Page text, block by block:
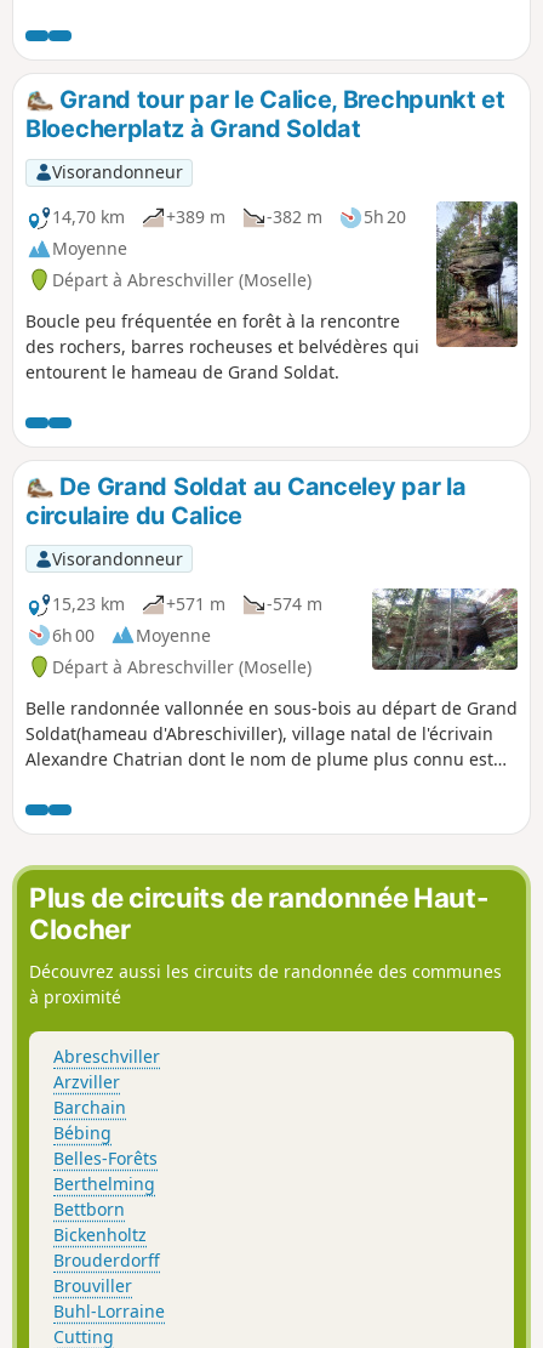
Grand tour par le Calice, Brechpunkt et
Bloecherplatz à Grand Soldat
Visorandonneur
14,70 km
+389 m -382 m
5h 20
Moyenne
Départ à Abreschviller (Moselle)
Boucle peu fréquentée en forêt à la rencontre
des rochers, barres rocheuses et belvédères qui
entourent le hameau de Grand Soldat.
De Grand Soldat au Canceley par la
circulaire du Calice
Visorandonneur
15,23 km
+571 m
-574 m
6h 00
Moyenne
Départ à Abreschviller (Moselle)
Belle randonnée vallonnée en sous-bois au départ de Grand
Soldat(hameau d'Abreschiviller), village natal de l'écrivain
Alexandre Chatrian dont le nom de plume plus connu est
rochers en grès rose parmi lesquels :le Calice, le Grand
Rommelstein et le Canceley.Nota : cette partie de la
circulaire du Calice est fermée entre le 01 février et le 31
juilletVoir Informations pratiques.
Plus de circuits de randonnée Haut-
Clocher
Découvrez aussi les circuits de randonnée des communes
à proximité
Abreschviller
Arzviller
Barchain
Bébing
Belles-Forêts
Berthelming
Bettborn
Bickenholtz
Brouderdorff
Brouviller
Buhl-Lorraine
Cutting